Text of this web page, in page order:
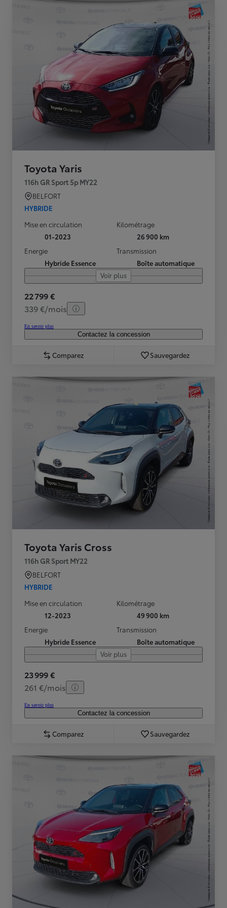
Toyota Yaris
116h GR Sport 5p MY22
BELFORT
HYBRIDE
Mise en circulation
01-2023
Kilométrage
26 900 km
Energie
Hybride Essence
Transmission
Boîte automatique
Voir plus
22 799 €
339 €/mois
En savoir plus
Contactez la concession
Comparez Sauvegardez
Toyota Yaris Cross
116h GR Sport MY22
BELFORT
HYBRIDE
Mise en circulation
12-2023
Kilométrage
49 900 km
Energie
Hybride Essence
Transmission
Boîte automatique
Voir plus
23 999 €
261 €/mois
En savoir plus
Contactez la concession
Comparez Sauvegardez